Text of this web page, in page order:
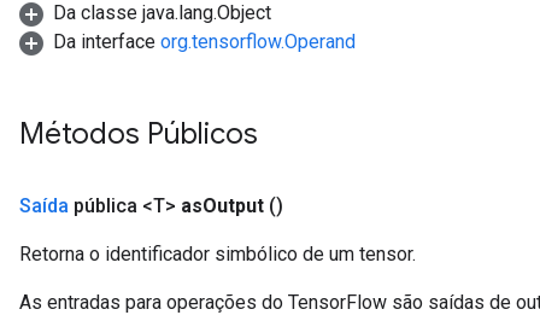
Da classe java.lang.Object
Da interface org.tensorflow.Operand
Métodos Públicos
Saída pública <T> asOutput ()
Retorna o identificador simbólico de um tensor.
As entradas para operações do TensorFlow são saídas de